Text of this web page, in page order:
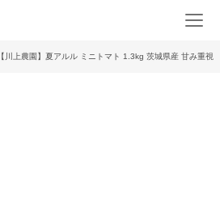
【川上農園】夏アルル ミニトマト 1.3kg 茨城県産 甘み重視